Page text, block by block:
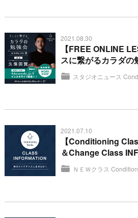
2021.08.30
【FREE ONLINE
スに繋がるカラダの
スタジオニュース
2021.07.10
【Conditioning
＆Change Class
ＮＥＷクラス